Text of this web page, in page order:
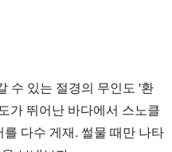
수 있는 절경의 무인도 '환
가 뛰어난 바다에서 스노클
다수 게재. 썰물 때만 나타